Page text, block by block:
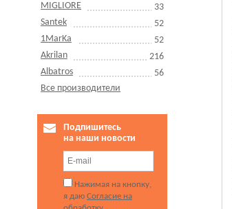
MIGLIORE
33
Santek
52
1MarKa
52
Akrilan
216
Albatros
56
Все производители
Подпишитесь
на наши новости
Нажимая на кнопку,
я даю Согласие на